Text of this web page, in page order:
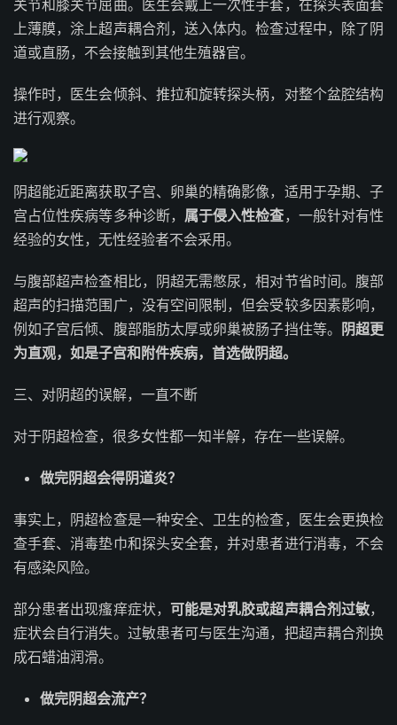
关节和膝关节屈曲。医生会戴上一次性手套，在探头表面套
上薄膜，涂上超声耦合剂，送入体内。检查过程中，除了阴
道或直肠，不会接触到其他生殖器官。
操作时，医生会倾斜、推拉和旋转探头柄，对整个盆腔结构
进行观察。
阴超能近距离获取子宫、卵巢的精确影像，适用于孕期、子
宫占位性疾病等多种诊断， 属于侵入性检查，一般针对有性
经验的女性，无性经验者不会采用。
与腹部超声检查相比，阴超无需憋尿，相对节省时间。腹部
超声的扫描范围广，没有空间限制，但会受较多因素影响，
例如子宫后倾、腹部脂肪太厚或卵巢被肠子挡住等。
阴超更
为直观，如是子宫和附件疾病，首选做阴超。
三、对阴超的误解，一直不断
对于阴超检查，很多女性都一知半解，存在一些误解。
做完阴超会得阴道炎？
事实上，阴超检查是一种安全、卫生的检查，医生会更换检
查手套、消毒垫巾和探头安全套，并对患者进行消毒，不会
有感染风险。
部分患者出现瘙痒症状， 可能是对乳胶或超声耦合剂过敏，
症状会自行消失。过敏患者可与医生沟通，把超声耦合剂换
成石蜡油润滑。
做完阴超会流产？